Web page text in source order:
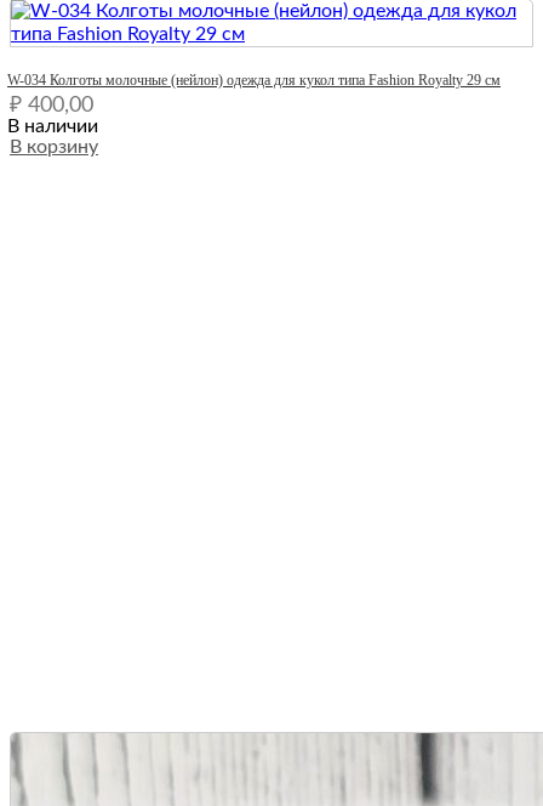
W-034 Колготы молочные (нейлон) одежда для кукол типа Fashion Royalty 29 см
₽ 400,00
В наличии
В корзину